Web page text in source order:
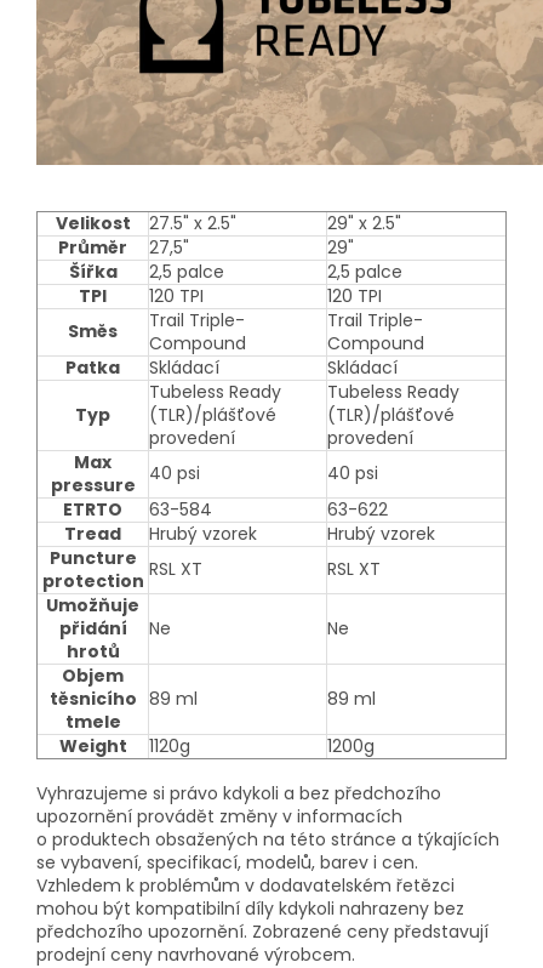
Velikost 27.5" x 2.5"
29" x 2.5"
Průměr
27,5"
29"
Šířka
2,5 palce
2,5 palce
TPI
120 TPI
120 TPI
Směs
Trail Triple-
Compound
Trail Triple-
Compound
Patka
Skládací
Skládací
Typ
Tubeless Ready
(TLR)/plášťové
provedení
Tubeless Ready
(TLR)/plášťové
provedení
Max
pressure
40 psi
40 psi
ETRTO
63-584
63-622
Tread
Hrubý vzorek
Hrubý vzorek
Puncture
protection RSL XT
RSL XT
Umožňuje
přidání
hrotů
Ne
Ne
Objem
těsnicího
tmele
89 ml
89 ml
Weight
1120g
1200g
Vyhrazujeme si právo kdykoli a bez předchozího
upozornění provádět změny v informacích
o produktech obsažených na této stránce a týkajících
se vybavení, specifikací, modelů, barev i cen.
Vzhledem k problémům v dodavatelském řetězci
mohou být kompatibilní díly kdykoli nahrazeny bez
předchozího upozornění. Zobrazené ceny představují
prodejní ceny navrhované výrobcem.